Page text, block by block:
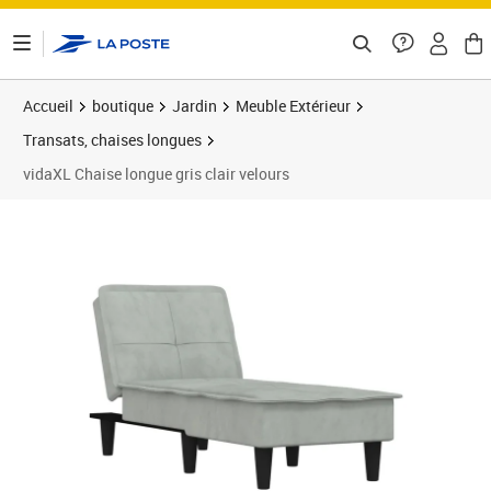
Accueil boutique Jardin
Meuble Extérieur
Transats, chaises longues
vidaXL Chaise longue gris clair velours